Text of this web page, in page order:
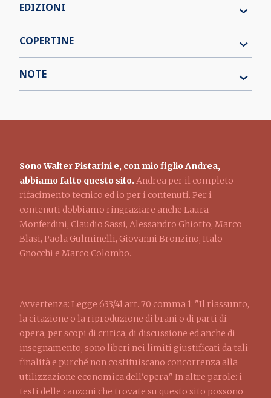
EDIZIONI
COPERTINE
NOTE
SonoWalter Pistarini e, con mio figlio Andrea,
abbiamo fatto questo sito. Andrea per il completo
rifacimento tecnico ed io per i contenuti. Per i
contenuti dobbiamo ringraziare anche Laura
Monferdini, Claudio Sassi, Alessandro Ghiotto, Marco
Blasi, Paola Gulminelli, Giovanni Bronzino, Italo
Gnocchi e Marco Colombo.
Avvertenza: Legge 633/41 art. 70 comma 1: "Il riassunto,
la citazione o la riproduzione di brani o di parti di
opera, per scopi di critica, di discussione ed anche di
insegnamento, sono liberi nei limiti giustificati da tali
finalità e purché non costituiscano concorrenza alla
utilizzazione economica dell'opera." In altre parole: i
testi delle canzoni che trovate su questo sito possono